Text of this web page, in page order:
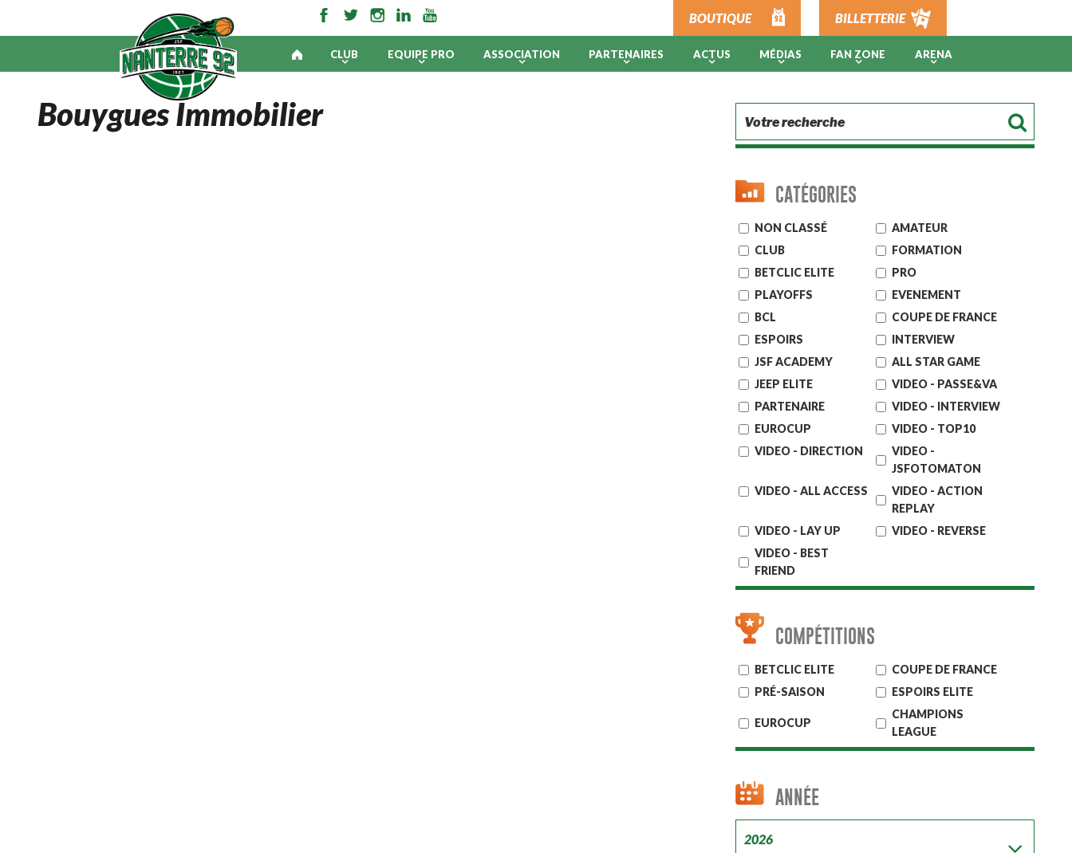
BOUTIQUE BILLETTERIE
CLUB EQUIPE PRO ASSOCIATION PARTENAIRES ACTUS MÉDIAS FAN ZONE ARENA
Bouygues Immobilier
CATÉGORIES
NON CLASSÉ
AMATEUR
CLUB
FORMATION
BETCLIC ELITE
PRO
PLAYOFFS
EVENEMENT
BCL
COUPE DE FRANCE
ESPOIRS
INTERVIEW
JSF ACADEMY
ALL STAR GAME
JEEP ELITE
VIDEO - PASSE&VA
PARTENAIRE
VIDEO - INTERVIEW
EUROCUP
VIDEO - TOP10
VIDEO - DIRECTION
VIDEO -
JSFOTOMATON
VIDEO - ALL ACCESS
VIDEO - ACTION
REPLAY
VIDEO - LAY UP
VIDEO - REVERSE
VIDEO - BEST
FRIEND
COMPÉTITIONS
BETCLIC ELITE
COUPE DE FRANCE
PRÉ-SAISON
ESPOIRS ELITE
EUROCUP
CHAMPIONS
LEAGUE
ANNÉE